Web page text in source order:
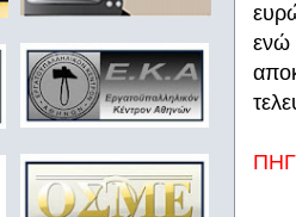
ενώ